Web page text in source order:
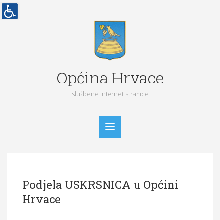
Općina Hrvace
službene internet stranice
Vijesti
Obavijesti
Podjela USKRSNICA u Općini
Hrvace